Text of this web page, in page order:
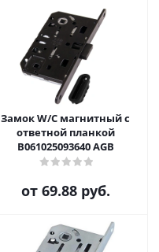
Замок W/C магнитный с
ответной планкой
B061025093640 AGB
от 69.88 руб.